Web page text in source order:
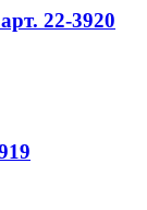
22-3920